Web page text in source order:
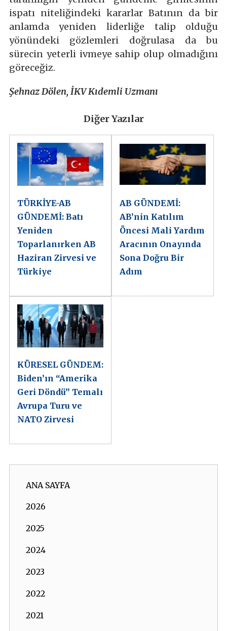
ispatı niteliğindeki kararlar Batının da bir
anlamda yeniden liderliğe talip olduğu
yönündeki gözlemleri doğrulasa da bu
sürecin yeterli ivmeye sahip olup olmadığını
göreceğiz.
Şehnaz Dölen, İKV Kıdemli Uzmanı
Diğer Yazılar
TÜRKİYE-AB
GÜNDEMİ: Batı
Yeniden
Toparlanırken AB
Haziran Zirvesi ve
Türkiye
AB GÜNDEMİ:
AB’nin Katılım
Öncesi Mali Yardım
Aracının Onayında
Sona Doğru Bir
Adım
KÜRESEL GÜNDEM:
Biden’ın “Amerika
Geri Döndü” Temalı
Avrupa Turu ve
NATO Zirvesi
ANA SAYFA
2026
2025
2024
2023
2022
2021